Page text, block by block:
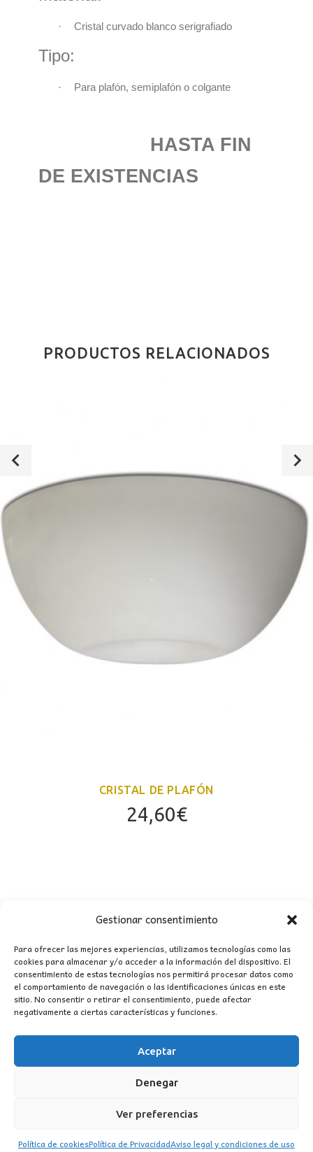
Gestionar consentimiento
Para ofrecer las mejores experiencias, utilizamos tecnologías como las
cookies para almacenar y/o acceder a la información del dispositivo. El
consentimiento de estas tecnologías nos permitirá procesar datos como
el comportamiento de navegación o las identificaciones únicas en este
sitio. No consentir o retirar el consentimiento, puede afectar
negativamente a ciertas características y funciones.
Aceptar
Denegar
Ver preferencias
Política de cookiesPolítica de PrivacidadAviso legal y condiciones de uso
· Cristal curvado blanco serigrafiado
Tipo:
· Para plafón, semiplafón o colgante
HASTA FIN
DE EXISTENCIAS
PRODUCTOS RELACIONADOS
CRISTAL DE PLAFÓN
24,60€
CONTACTO
MI CUENTA